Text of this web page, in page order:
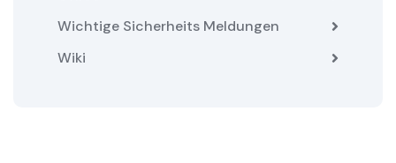
Wichtige Sicherheits Meldungen
Wiki